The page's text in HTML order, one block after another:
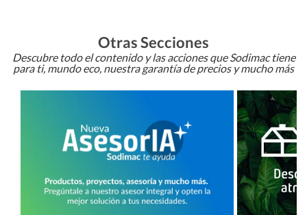
Otras Secciones
Descubre todo el contenido y las acciones que Sodimac tiene
para ti, mundo eco, nuestra garantía de precios y mucho más